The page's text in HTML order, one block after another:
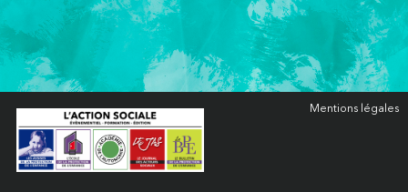
Mentions légales